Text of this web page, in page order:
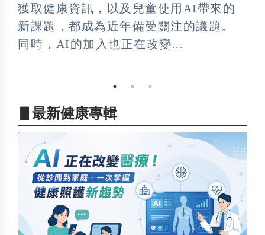
獲取健康資訊，以及兒童使用AI帶來的
新課題，都成為近年備受關注的議題。
同時，AI的加入也正在改變...
▋最新健康專輯